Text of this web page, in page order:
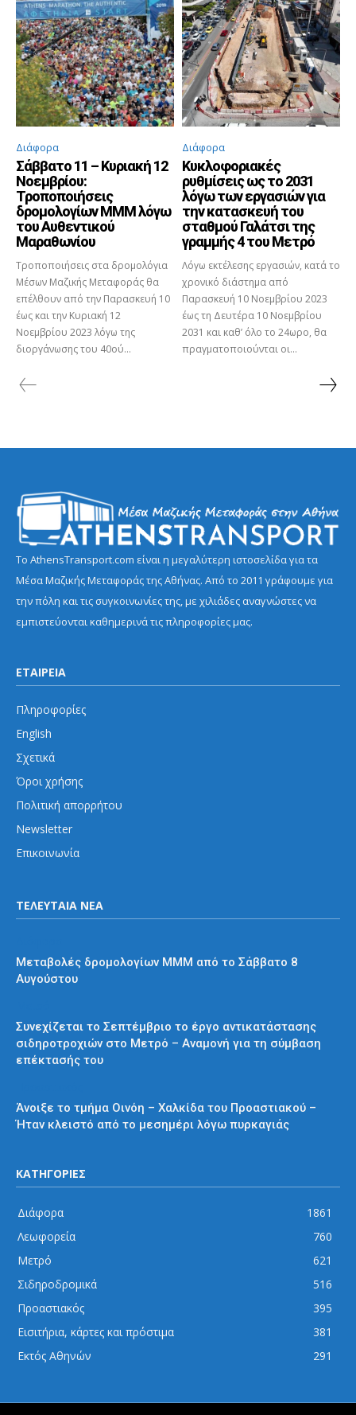
Διάφορα
Σάββατο 11 – Κυριακή 12
Νοεμβρίου:
Τροποποιήσεις
δρομολογίων ΜΜΜ λόγω
του Αυθεντικού
Μαραθωνίου
Τροποποιήσεις στα δρομολόγια
Μέσων Μαζικής Μεταφοράς θα
επέλθουν από την Παρασκευή 10
έως και την Κυριακή 12
Νοεμβρίου 2023 λόγω της
διοργάνωσης του 40ού...
Διάφορα
Κυκλοφοριακές
ρυθμίσεις ως το 2031
λόγω των εργασιών για
την κατασκευή του
σταθμού Γαλάτσι της
γραμμής 4 του Μετρό
Λόγω εκτέλεσης εργασιών, κατά το
χρονικό διάστημα από
Παρασκευή 10 Νοεμβρίου 2023
έως τη Δευτέρα 10 Νοεμβρίου
2031 και καθ’ όλο το 24ωρο, θα
πραγματοποιούνται οι...
Το AthensTransport.com είναι η μεγαλύτερη ιστοσελίδα για τα
Μέσα Μαζικής Μεταφοράς της Αθήνας. Από το 2011 γράφουμε για
την πόλη και τις συγκοινωνίες της, με χιλιάδες αναγνώστες να
εμπιστεύονται καθημερινά τις πληροφορίες μας.
ΕΤΑΙΡΕΙΑ
Πληροφορίες
English
Σχετικά
Όροι χρήσης
Πολιτική απορρήτου
Newsletter
Επικοινωνία
ΤΕΛΕΥΤΑΙΑ ΝΕΑ
Μεταβολές δρομολογίων ΜΜΜ από το Σάββατο 8
Αυγούστου
Συνεχίζεται το Σεπτέμβριο το έργο αντικατάστασης
σιδηροτροχιών στο Μετρό – Αναμονή για τη σύμβαση
επέκτασής του
Άνοιξε το τμήμα Οινόη – Χαλκίδα του Προαστιακού –
Ήταν κλειστό από το μεσημέρι λόγω πυρκαγιάς
ΚΑΤΗΓΟΡΙΕΣ
Διάφορα
1861
Λεωφορεία
760
Μετρό
621
Σιδηροδρομικά
516
Προαστιακός
395
Εισιτήρια, κάρτες και πρόστιμα
381
Εκτός Αθηνών
291